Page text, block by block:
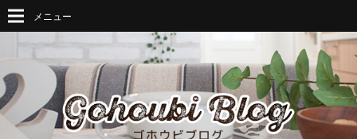
メニュー